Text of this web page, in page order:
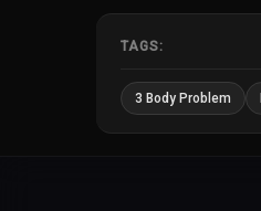
TAGS:
3 Body Problem